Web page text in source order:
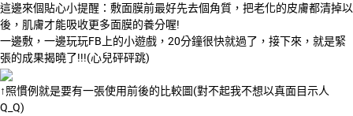
這邊來個貼心小提醒：敷面膜前最好先去個角質，把老化的皮膚都清掉以
後，肌膚才能吸收更多面膜的養分喔!
一邊敷，一邊玩玩FB上的小遊戲，20分鐘很快就過了，接下來，就是緊
張的成果揭曉了!!!(心兒砰砰跳)
↑照慣例就是要有一張使用前後的比較圖(對不起我不想以真面目示人
Q_Q)